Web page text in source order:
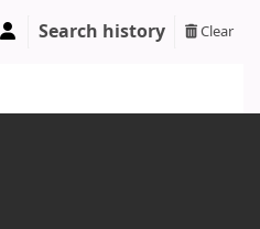
Search history Clear